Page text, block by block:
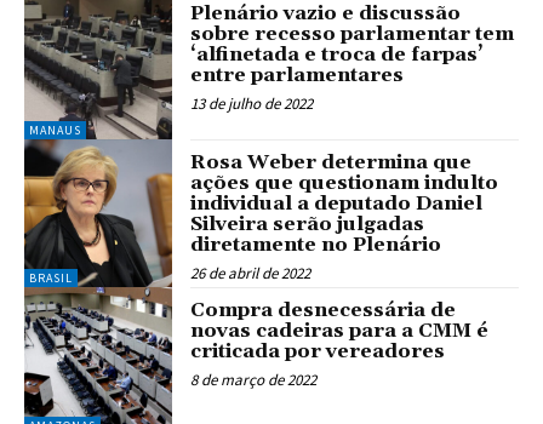
MANAUS
Plenário vazio e discussão
sobre recesso parlamentar tem
‘alfinetada e troca de farpas’
entre parlamentares
13 de julho de 2022
BRASIL
Rosa Weber determina que
ações que questionam indulto
individual a deputado Daniel
Silveira serão julgadas
diretamente no Plenário
26 de abril de 2022
Compra desnecessária de
novas cadeiras para a CMM é
criticada por vereadores
8 de março de 2022